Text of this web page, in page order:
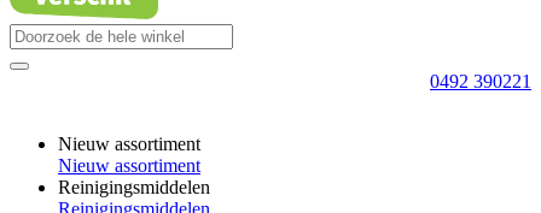
0492 390221
Nieuw assortiment
Nieuw assortiment
Reinigingsmiddelen
Reinigingsmiddelen